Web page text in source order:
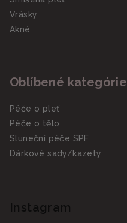
Vrásky
Akné
Oblíbené kategórie
Péče o pleť
Péče o tělo
Sluneční péče SPF
Dárkové sady/kazety
Instagram